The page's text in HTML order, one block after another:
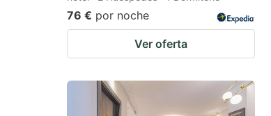
76 € por noche
Ver oferta